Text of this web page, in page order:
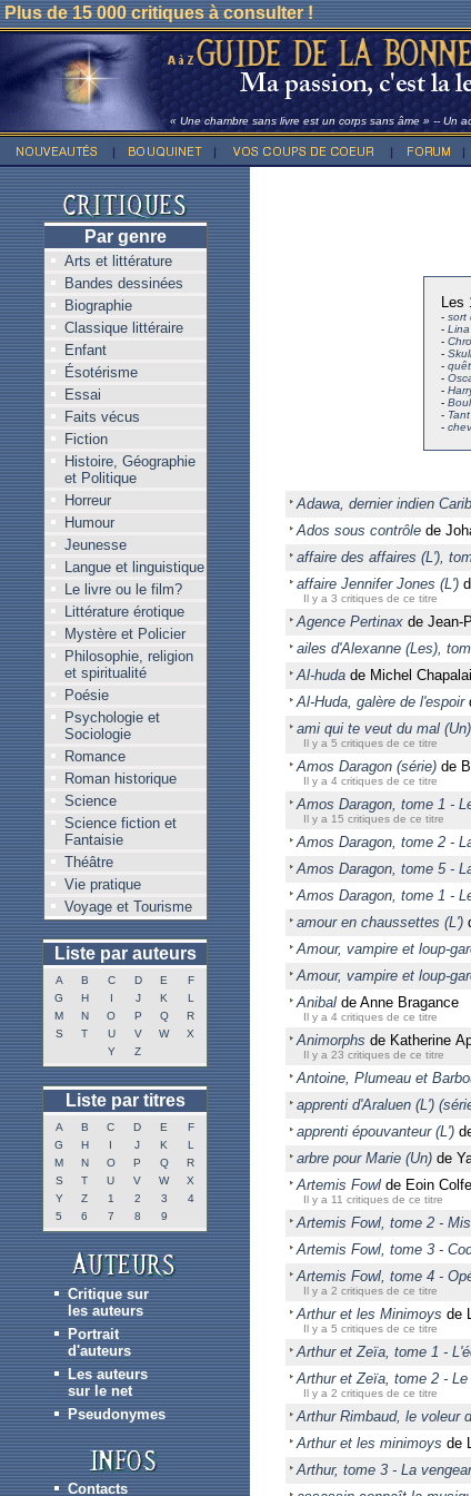
Plus de 15 000 critiques à consulter !
« Une chambre sans livre est un corps sans âme » -- Un
Par genre
Arts et littérature
Bandes dessinées
Biographie
Classique littéraire
Enfant
Ésotérisme
Essai
Faits vécus
Fiction
Histoire, Géographie
et Politique
Horreur
Humour
Jeunesse
Langue et linguistique
Le livre ou le film?
Littérature érotique
Mystère et Policier
Philosophie, religion
et spiritualité
Poésie
Psychologie et
Sociologie
Romance
Roman historique
Science
Science fiction et
Fantaisie
Théâtre
Vie pratique
Voyage et Tourisme
Liste par auteurs
A B C D E
F
G
H I J K
L
M
N O P Q
R
S
T U V W
X
Y
Z
Liste par titres
A B C D E
F
G
H I J K
L
M
N O P Q
R
S
T U V W
X
Y
Z 1 2 3
4
5
6 7 8 9
Critique sur
les auteurs
Portrait
d'auteurs
Les auteurs
sur le net
Pseudonymes
Contacts
Les
- sort
-
-
-
-
-
-
-
-
-
Adawa, dernier indien
Ados sous contrôlede
affaire des affaires (L'),
affaire Jennifer Jones (L')
Il y a 3 critiques de ce titre
Agence Pertinaxde Jean-
ailes d'Alexanne (Les),
Al-hudade Michel
Al-Huda, galère de l'espoir
ami qui te veut du mal (Un)
Il y a 5 critiques de ce titre
Amos Daragon (série)de
Il y a 4 critiques de ce titre
Amos Daragon, tome 1 -
Il y a 15 critiques de ce titre
Amos Daragon, tome 2 -
Amos Daragon, tome 5 -
Amos Daragon, tome 1 -
amour en chaussettes (L')
Amour, vampire et loup-
Amour, vampire et loup-
Anibalde Anne Bragance
Il y a 4 critiques de ce titre
Animorphs de Katherine
Il y a 23 critiques de ce titre
Antoine, Plumeau et
apprenti d'Araluen (L')
apprenti épouvanteur (L')
arbre pour Marie (Un)de
Artemis Fowlde Eoin
Il y a 11 critiques de ce titre
Artemis Fowl, tome 2 -
Artemis Fowl, tome 3 -
Artemis Fowl, tome 4 -
Il y a 2 critiques de ce titre
Arthur et les Minimoys de
Il y a 5 critiques de ce titre
Arthur et Zeïa, tome 1 -
Arthur et Zeïa, tome 2 -
Il y a 2 critiques de ce titre
Arthur Rimbaud, le voleur
Arthur et les minimoys de
Arthur, tome 3 - La